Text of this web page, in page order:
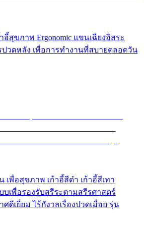
าอี้สุขภาพ Ergonomic แขนเฉียงอิสระ
ปวดหลัง เพื่อการทำงานที่สบายตลอดวัน
เพื่อสุขภาพ เก้าอี้สีดำ เก้าอี้สีเทา
บเพื่อรองรับสรีระตามสรีรศาสตร์
ศดีเยี่ยม ไร้กังวลเรื่องปวดเมื่อย รุ่น